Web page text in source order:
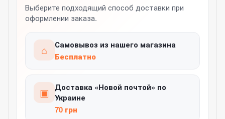
Выберите подходящий способ доставки при
оформлении заказа.
⌂
Самовывоз из нашего магазина
Бесплатно
▣
Доставка «Новой почтой» по
Украине
70 грн